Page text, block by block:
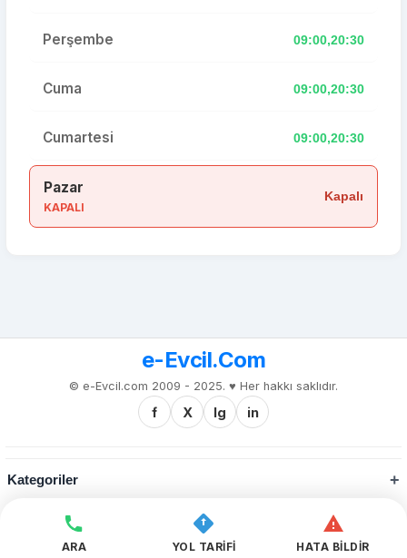
Perşembe 09:00,20:30
Cuma 09:00,20:30
Cumartesi 09:00,20:30
Pazar
KAPALI
Kapalı
ARA YOL TARİFİ HATA BİLDİR
e-Evcil.Com
© e-Evcil.com 2009 - 2025. ♥️ Her hakkı saklıdır.
f X Ig in
Kategoriler
Kurumsal